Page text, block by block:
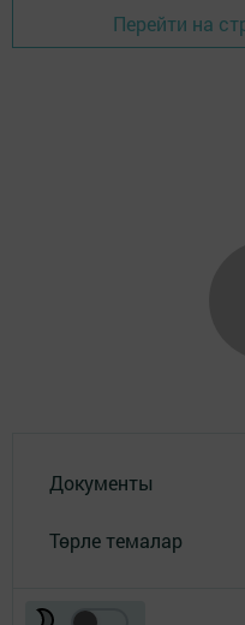
Перейти на
Документы
Төрле темалар